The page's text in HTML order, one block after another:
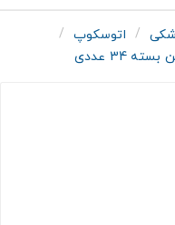
اتوسکوپ
34 عددی